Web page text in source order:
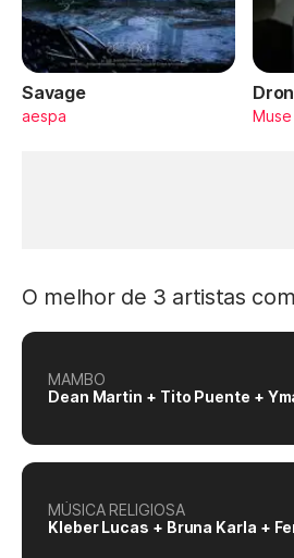
Savage
aespa Muse
O melhor de 3 artistas
MAMBO
Dean Martin + Tito Puente +
MÚSICA RELIGIOSA
Kleber Lucas + Bruna Karla +